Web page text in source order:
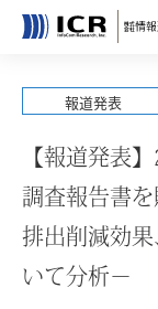
報道発表
【報道発表
調査報告書
排出削減効
いて分析－